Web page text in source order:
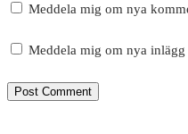
Meddela mig om nya
Meddela mig om nya inlägg